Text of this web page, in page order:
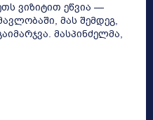
ვიზიტით ეწვია —
მას შემდეგ,
მასპინძელმა,